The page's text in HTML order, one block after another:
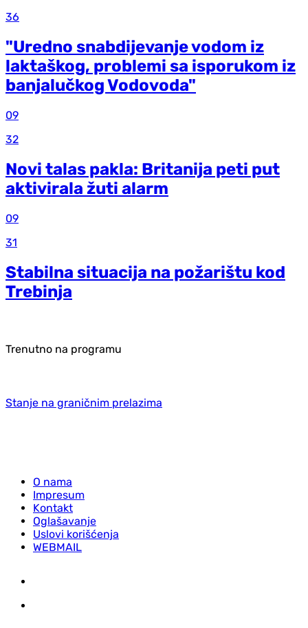
36
"Uredno snabdijevanje vodom iz
laktaškog, problemi sa isporukom iz
banjalučkog Vodovoda"
09
32
Novi talas pakla: Britanija peti put
aktivirala žuti alarm
09
31
Stabilna situacija na požarištu kod
Trebinja
Trenutno na programu
Stanje na graničnim prelazima
O nama
Impresum
Kontakt
Oglašavanje
Uslovi korišćenja
WEBMAIL